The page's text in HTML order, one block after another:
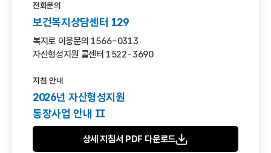
전화문의
보건복지상담센터 129
복지로 이용문의 1566-0313
자산형성지원 콜센터 1522-3690
지침 안내
2026년 자산형성지원
통장사업 안내 Ⅱ
상세 지침서 PDF 다운로드